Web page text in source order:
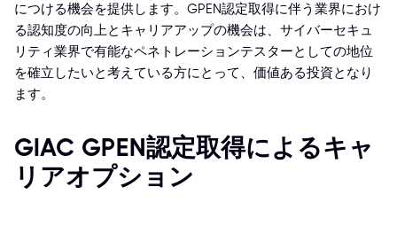
につける機会を提供します。GPEN認定取得に伴う業界におけ
る認知度の向上とキャリアアップの機会は、サイバーセキュ
リティ業界で有能なペネトレーションテスターとしての地位
を確立したいと考えている方にとって、価値ある投資となり
ます。
GIAC GPEN認定取得によるキャ
リアオプション